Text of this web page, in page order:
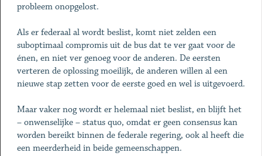
probleem onopgelost.
Als er federaal al wordt beslist, komt niet zelden een
suboptimaal compromis uit de bus dat te ver gaat voor de
énen, en niet ver genoeg voor de anderen. De eersten
verteren de oplossing moeilijk, de anderen willen al een
nieuwe stap zetten voor de eerste goed en wel is uitgevoerd.
Maar vaker nog wordt er helemaal niet beslist, en blijft het
– onwenselijke – status quo, omdat er geen consensus kan
worden bereikt binnen de federale regering, ook al heeft die
een meerderheid in beide gemeenschappen.